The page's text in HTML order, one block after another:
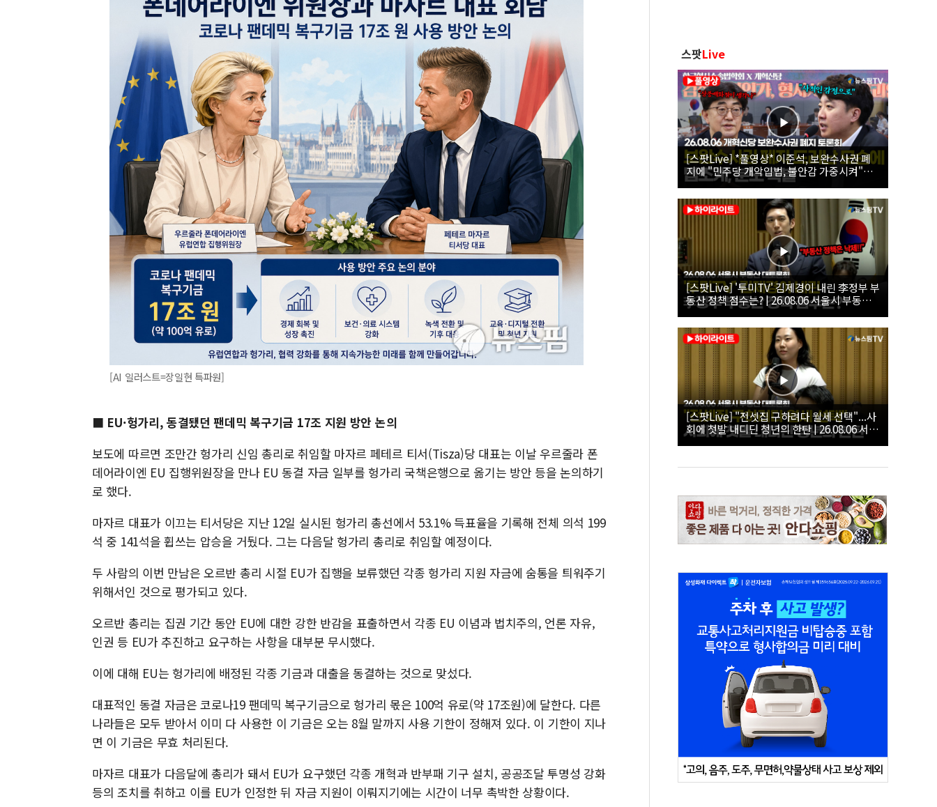
[AI 일러스트=장일현 특파원]
■ EU·헝가리, 동결됐던 팬데믹 복구기금 17조 지원 방안 논의
보도에 따르면 조만간 헝가리 신임 총리로 취임할 마자르 페테르 티서(Tisza)당 대표는 이날 우르줄라 폰
데어라이엔 EU 집행위원장을 만나 EU 동결 자금 일부를 헝가리 국책은행으로 옮기는 방안 등을 논의하기
로 했다.
마자르 대표가 이끄는 티서당은 지난 12일 실시된 헝가리 총선에서 53.1% 득표율을 기록해 전체 의석 199
석 중 141석을 휩쓰는 압승을 거뒀다. 그는 다음달 헝가리 총리로 취임할 예정이다.
두 사람의 이번 만남은 오르반 총리 시절 EU가 집행을 보류했던 각종 헝가리 지원 자금에 숨통을 틔워주기
위해서인 것으로 평가되고 있다.
오르반 총리는 집권 기간 동안 EU에 대한 강한 반감을 표출하면서 각종 EU 이념과 법치주의, 언론 자유,
인권 등 EU가 추진하고 요구하는 사항을 대부분 무시했다.
이에 대해 EU는 헝가리에 배정된 각종 기금과 대출을 동결하는 것으로 맞섰다.
대표적인 동결 자금은 코로나19 팬데믹 복구기금으로 헝가리 몫은 100억 유로(약 17조원)에 달한다. 다른
나라들은 모두 받아서 이미 다 사용한 이 기금은 오는 8월 말까지 사용 기한이 정해져 있다. 이 기한이 지나
면 이 기금은 무효 처리된다.
마자르 대표가 다음달에 총리가 돼서 EU가 요구했던 각종 개혁과 반부패 기구 설치, 공공조달 투명성 강화
등의 조치를 취하고 이를 EU가 인정한 뒤 자금 지원이 이뤄지기에는 시간이 너무 촉박한 상황이다.
스팟Live
[스팟Live] *풀영상* 이준석, 보완수사권 폐
지에 "민주당 개악입법, 불안감 가중시켜"｜
26.08.06 개혁신당 보완수사권 폐지 토론회
[스팟Live] '투미TV' 김제경이 내린 李정부 부
동산 정책 점수는? | 26.08.06 서울시 부동산
대토론회
[스팟Live] "전셋집 구하려다 월세 선택"...사
회에 첫발 내디딘 청년의 한탄 | 26.08.06 서울
시 부동산 대토론회